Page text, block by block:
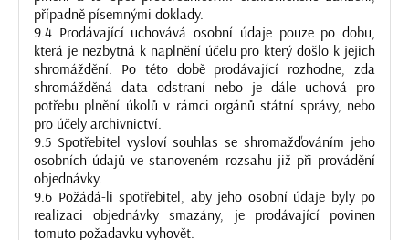
případně písemnými doklady.
9.4 Prodávající uchovává osobní údaje pouze po dobu,
která je nezbytná k naplnění účelu pro který došlo k jejich
shromáždění. Po této době prodávající rozhodne, zda
shromážděná data odstraní nebo je dále uchová pro
potřebu plnění úkolů v rámci orgánů státní správy, nebo
pro účely archivnictví.
9.5 Spotřebitel vysloví souhlas se shromažďováním jeho
osobních údajů ve stanoveném rozsahu již při provádění
objednávky.
9.6 Požádá-li spotřebitel, aby jeho osobní údaje byly po
realizaci objednávky smazány, je prodávající povinen
tomuto požadavku vyhovět.